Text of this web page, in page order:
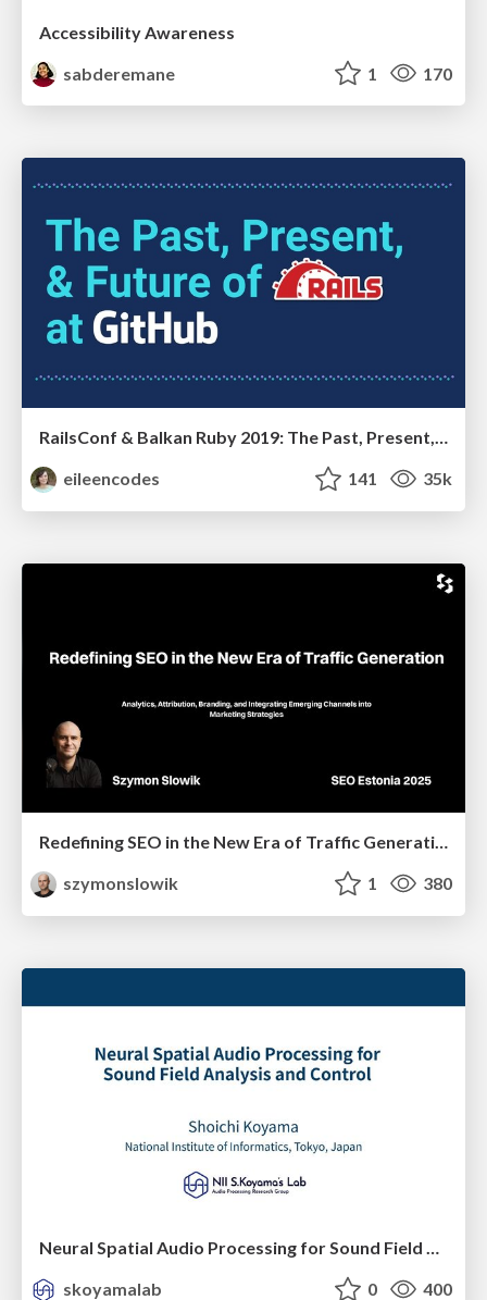
Accessibility Awareness
sabderemane
1 170
RailsConf & Balkan Ruby 2019: The Past, Present, and Future of Rails at GitHub
eileencodes
141 35k
Redefining SEO in the New Era of Traffic Generation
szymonslowik
1 380
skoyamalab
0 400